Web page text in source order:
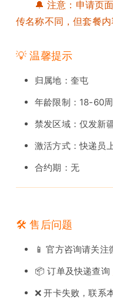
🔔 注意：申请页
传名称不同，但套餐内
💡 温馨提示
归属地：奎屯
年龄限制：18-60
禁发区域：仅发新
激活方式：快递员
合约期：无
🛠️ 售后问题
📱 官方咨询请关注
📦 订单及快递查询
❌ 开卡失败，联系